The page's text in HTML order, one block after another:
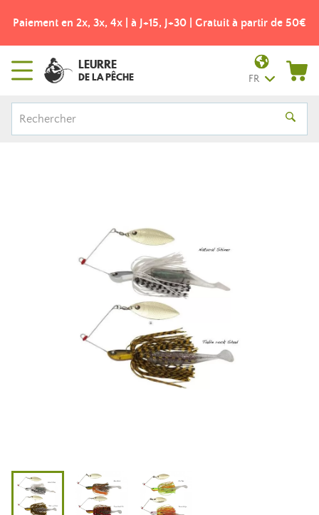
Paiement en 2x, 3x, 4x | à J+15, J+30 | Gratuit à partir de 50€
LEURRE
DE LA PÊCHE FR